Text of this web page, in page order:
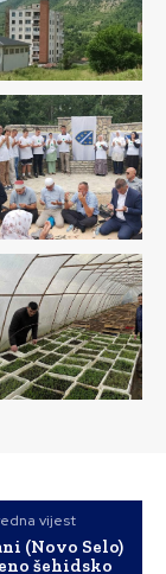
vijest
(Novo Selo)
šehidsko